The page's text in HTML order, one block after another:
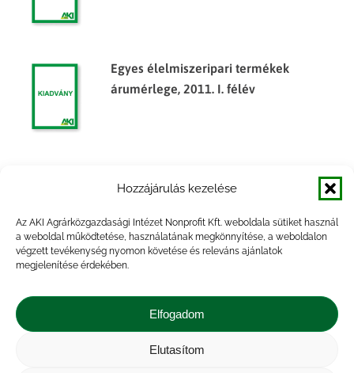
Hozzájárulás kezelése
Az AKI Agrárközgazdasági Intézet Nonprofit Kft. weboldala sütiket használ
a weboldal működtetése, használatának megkönnyítése, a weboldalon
végzett tevékenység nyomon követése és releváns ajánlatok
megjelenítése érdekében.
Elfogadom
Elutasítom
Egyes élelmiszeripari termékek
árumérlege, 2011. I. félév
árumérlege, 2012. év
árumérlege, 2014. félév